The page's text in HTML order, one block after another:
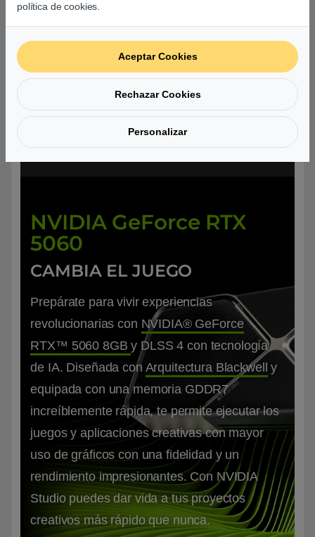
PROFESIONALES
Liderado el sector con innovación y
calidad. Nuestro compromiso es ofrecer
equipos que cumplan con las expectativas
de los gamers más exigentes.
NVIDIA GeForce RTX
5060
CAMBIA EL JUEGO
Prepárate para vivir experiencias
revolucionarias con NVIDIA® GeForce
RTX™ 5060 8GBy DLSS 4 con tecnología
de IA. Diseñada con Arquitectura Blackwell
y
equipada con una memoria GDDR7
increíblemente rápida, te permite ejecutar los
juegos y aplicaciones creativas con mayor
uso de gráficos con una fidelidad y un
rendimiento impresionantes. Con NVIDIA
Studio puedes dar vida a tus proyectos
creativos más rápido que nunca.
política de cookies.
Aceptar Cookies
Rechazar Cookies
Personalizar